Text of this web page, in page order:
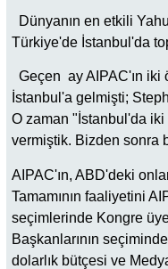
Dünyanın en etkili
Türkiye'de İstanbul'da
Geçen ay AIPAC'ın iki
İstanbul'a gelmişti;
O zaman "İstanbul'da
vermiştik. Bizden sonra
AIPAC'ın, ABD'deki
Tamamının faaliyetini
seçimlerinde Kongre
Başkanlarının
dolarlık bütçesi ve